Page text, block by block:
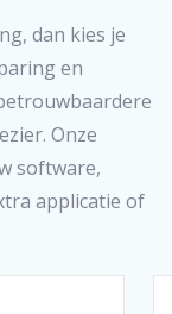
dan kies je
en
Onze
software,
applicatie of